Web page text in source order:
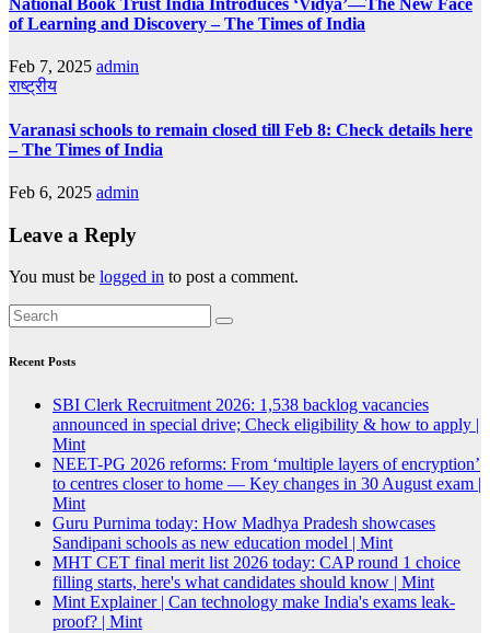
National Book Trust India Introduces ‘Vidya’—The New Face
of Learning and Discovery – The Times of India
Feb 7, 2025 admin
राष्ट्रीय
Varanasi schools to remain closed till Feb 8: Check details here
– The Times of India
Feb 6, 2025 admin
Leave a Reply
You must be logged in to post a comment.
Recent Posts
SBI Clerk Recruitment 2026: 1,538 backlog vacancies
announced in special drive; Check eligibility & how to apply |
Mint
NEET-PG 2026 reforms: From ‘multiple layers of encryption’
to centres closer to home — Key changes in 30 August exam |
Mint
Guru Purnima today: How Madhya Pradesh showcases
Sandipani schools as new education model | Mint
MHT CET final merit list 2026 today: CAP round 1 choice
filling starts, here's what candidates should know | Mint
Mint Explainer | Can technology make India's exams leak-
proof? | Mint